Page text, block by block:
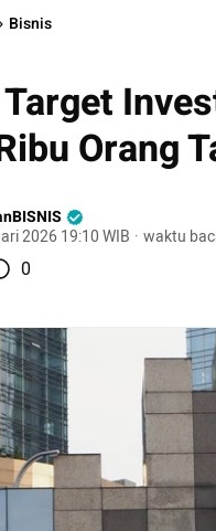
Bisnis
Target
Orang
2026 19:10 WIB · waktu
0